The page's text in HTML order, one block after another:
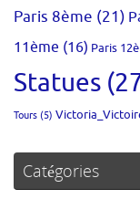
Paris 8ème (21)
11ème (16) Paris
Statues
Tours (5)
Catégories